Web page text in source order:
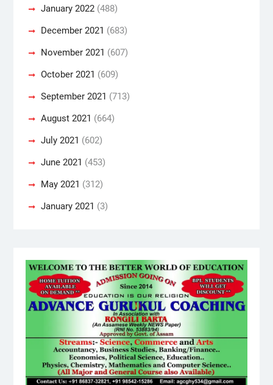
January 2022(488)
December 2021 (683)
November 2021 (607)
October 2021 (609)
September 2021 (713)
August 2021 (664)
July 2021 (602)
June 2021 (453)
May 2021 (312)
January 2021 (3)